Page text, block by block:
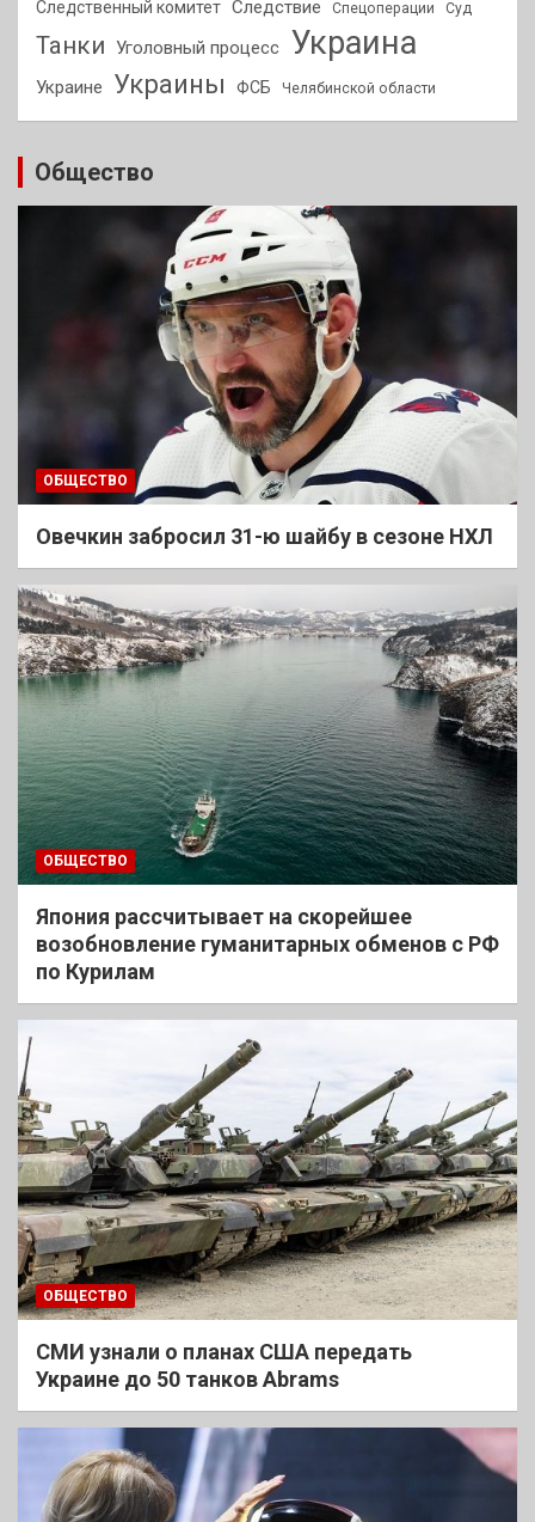
Следственный комитет Следствие Спецоперации Суд
Танки Уголовный процесс Украина
Украине Украины ФСБ Челябинской области
Общество
ОБЩЕСТВО
Овечкин забросил 31-ю шайбу в сезоне НХЛ
ОБЩЕСТВО
Япония рассчитывает на скорейшее
возобновление гуманитарных обменов с РФ
по Курилам
ОБЩЕСТВО
СМИ узнали о планах США передать
Украине до 50 танков Abrams